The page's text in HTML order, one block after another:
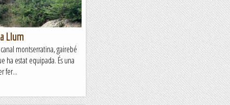
Llum
montserratina, gairebé
ha estat equipada. És una
fer...